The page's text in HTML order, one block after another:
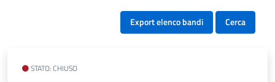
Export elenco bandi Cerca
STATO: CHIUSO